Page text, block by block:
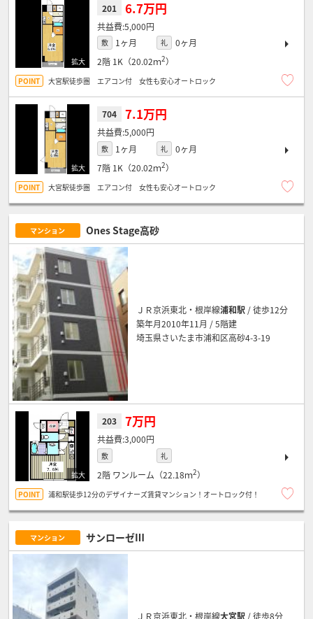
201 6.7万円
5,000円
敷 1ヶ月 礼
0ヶ月
2階 1K（20.02ｍ2）
大宮駅徒歩圏 エアコン付 女性も安心オートロック
704 7.1万円
5,000円
敷 1ヶ月 礼
0ヶ月
7階 1K（20.02ｍ2）
大宮駅徒歩圏 エアコン付 女性も安心オートロック
マンション Ones Stage高砂
ＪＲ京浜東北・根岸線浦和駅 / 徒歩12分
築年月2010年11月 / 5階建
埼玉県さいたま市浦和区高砂4-3-19
203 7万円
3,000円
敷 礼
2階 ワンルーム（22.18ｍ2）
浦和駅徒歩12分のデザイナーズ賃貸マンション！オートロック付！
マンション サンローゼⅢ
ＪＲ京浜東北・根岸線大宮駅 / 徒歩8分